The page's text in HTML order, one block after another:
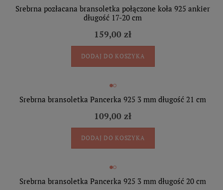
Srebrna pozłacana bransoletka połączone koła 925 ankier
długość 17-20 cm
159,00 zł
DODAJ DO KOSZYKA
Srebrna bransoletka Pancerka 925 3 mm długość 21 cm
109,00 zł
DODAJ DO KOSZYKA
Srebrna bransoletka Pancerka 925 3 mm długość 20 cm